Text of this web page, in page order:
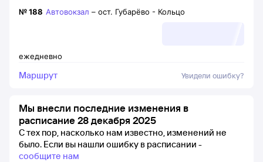
ежедневно
№188 Автовокзал – ост. Губарёво - Кольцо
Маршрут Увидели ошибку?
Мы внесли последние изменения в
расписание 28 декабря 2025
С тех пор, насколько нам известно, изменений не
было. Если вы нашли ошибку в расписании -
сообщите нам